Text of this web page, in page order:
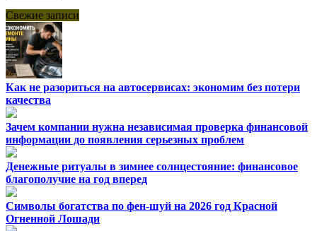
Свежие записи
Как не разориться на автосервисах: экономим без потери
качества
Зачем компании нужна независимая проверка финансовой
информации до появления серьезных проблем
Денежные ритуалы в зимнее солнцестояние: финансовое
благополучие на год вперед
Символы богатства по фен-шуй на 2026 год Красной
Огненной Лошади